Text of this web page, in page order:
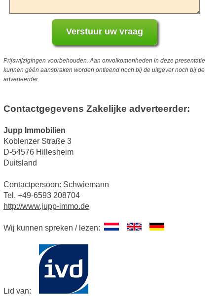
Prijswijzigingen voorbehouden. Aan onvolkomenheden in deze presentatie
kunnen géén aanspraken worden ontleend noch bij de uitgever noch bij de
adverteerder.
Contactgegevens Zakelijke adverteerder:
Jupp Immobilien
Koblenzer Straße 3
D-54576 Hillesheim
Duitsland
Contactpersoon: Schwiemann
Tel. +49-6593 208704
http://www.jupp-immo.de
Wij kunnen spreken / lezen:
Lid van: